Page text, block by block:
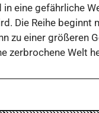
eine gefährliche
Die Reihe beginnt
zu einer größeren
zerbrochene Welt